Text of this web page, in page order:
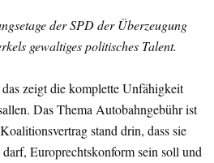
der SPD der Überzeugung
gewaltiges politisches Talent.
zeigt die komplette Unfähigkeit
Das Thema Autobahngebühr ist
stand drin, dass sie
Europrechtskonform sein soll und